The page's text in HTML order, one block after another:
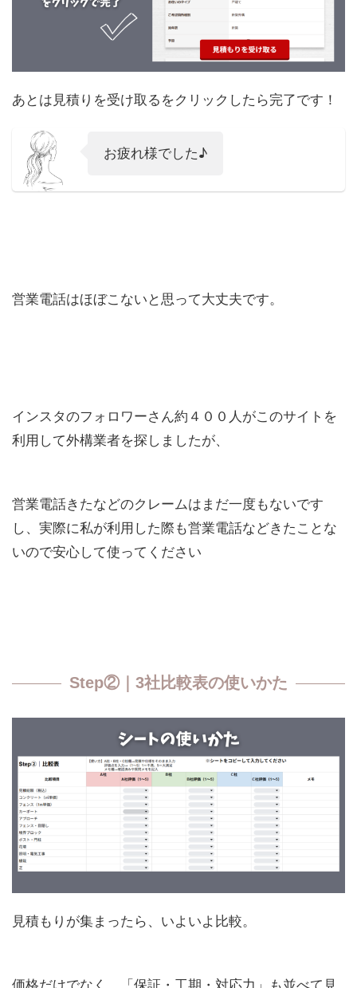
あとは見積りを受け取るをクリックしたら完了です！
お疲れ様でした♪
営業電話はほぼこないと思って大丈夫です。
インスタのフォロワーさん約４００人がこのサイトを
利用して外構業者を探しましたが、
営業電話きたなどのクレームはまだ一度もないです
し、実際に私が利用した際も営業電話などきたことな
いので安心して使ってください
Step②｜3社比較表の使いかた
見積もりが集まったら、いよいよ比較。
価格だけでなく、「保証・工期・対応力」も並べて見